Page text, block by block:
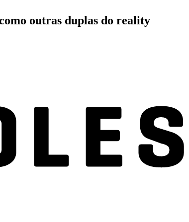
outras duplas do reality